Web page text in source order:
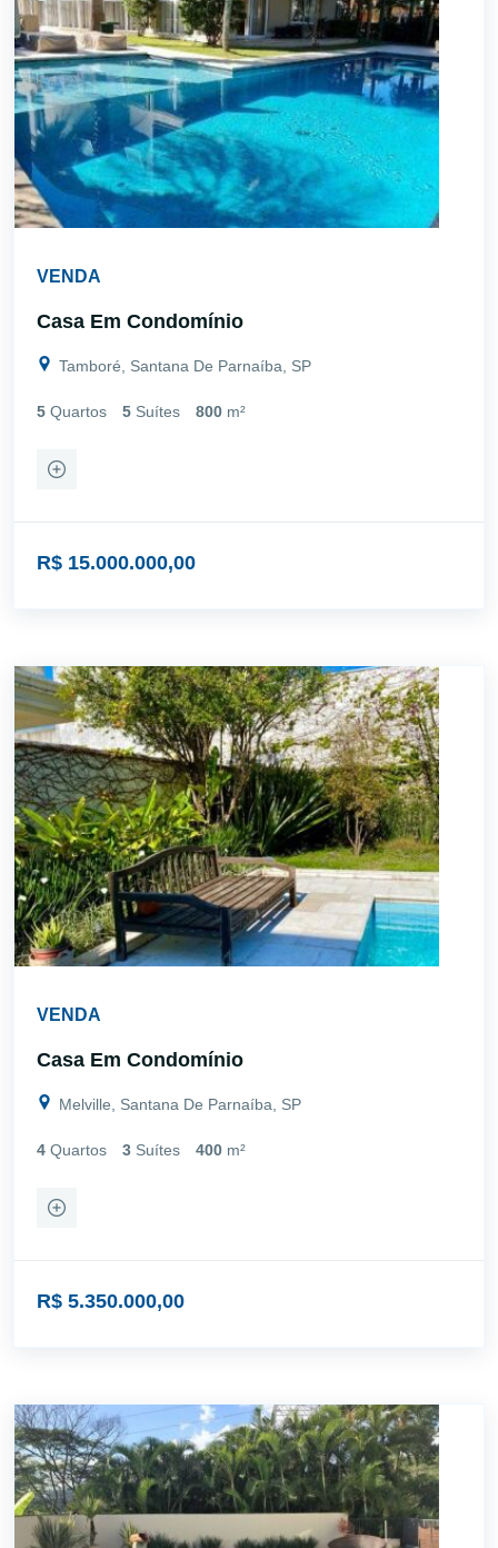
VENDA
Casa Em Condomínio
Tamboré, Santana De Parnaíba, SP
5 Quartos 5 Suítes 800 m²
R$ 15.000.000,00
VENDA
Casa Em Condomínio
Melville, Santana De Parnaíba, SP
4 Quartos 3 Suítes 400 m²
R$ 5.350.000,00